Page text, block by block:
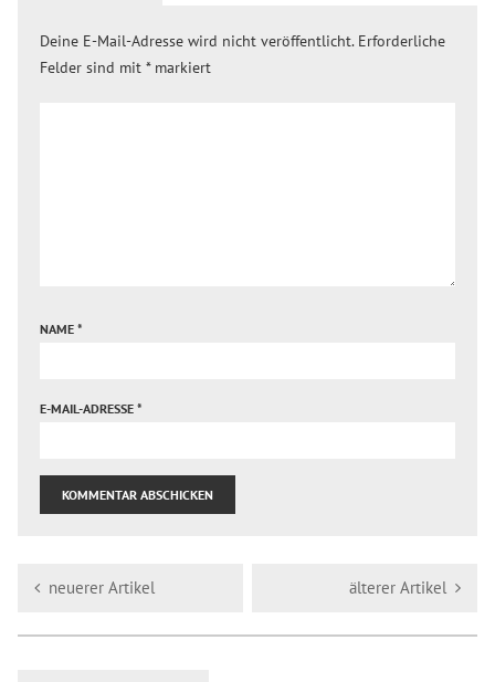
Deine E-Mail-Adresse wird nicht veröffentlicht. Erforderliche
Felder sind mit *markiert
NAME *
E-MAIL-ADRESSE *
neuerer Artikel älterer Artikel